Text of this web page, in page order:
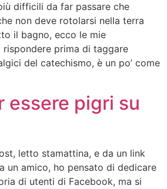
difficili da far passare che
non deve rotolarsi nella terra
il bagno, ecco le mie
rispondere prima di taggare
del catechismo, è un po’ come
essere pigri su
letto stamattina, e da un link
un amico, ho pensato di dedicare
di utenti di Facebook, ma si